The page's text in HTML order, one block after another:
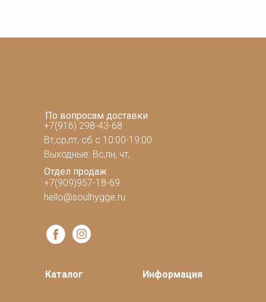
По вопросам доставки
+7(916) 298-43-68
Вт,ср,пт, сб с 10:00-19:00
Выходные: Вс,пн, чт,
Отдел продаж
+7(909)957-18-69
hello@soulhygge.ru
Каталог Информация